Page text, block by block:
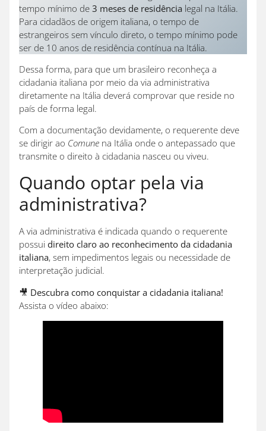
tempo mínimo de 3 meses de residência legal na Itália.
Para cidadãos de origem italiana, o tempo de
estrangeiros sem vínculo direto, o tempo mínimo pode
ser de 10 anos de residência contínua na Itália.
Dessa forma, para que um brasileiro reconheça a
cidadania italiana por meio da via administrativa
diretamente na Itália deverá comprovar que reside no
país de forma legal.
Com a documentação devidamente, o requerente deve
se dirigir ao Comune na Itália onde o antepassado que
transmite o direito à cidadania nasceu ou viveu.
Quando optar pela via
administrativa?
A via administrativa é indicada quando o requerente
possui direito claro ao reconhecimento da cidadania
italiana, sem impedimentos legais ou necessidade de
interpretação judicial.
🎥 Descubra como conquistar a cidadania italiana!
Assista o vídeo abaixo: